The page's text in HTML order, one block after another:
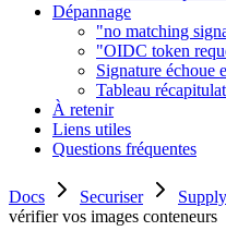
Dépannage
"no matching
"OIDC token
Signature échoue
Tableau
À retenir
Liens utiles
Questions fréquentes
Docs Securiser
vérifier vos images conteneurs